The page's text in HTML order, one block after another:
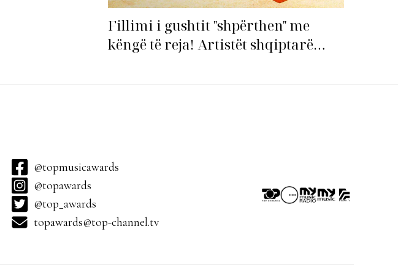
Fillimi i gushtit "shpërthen" me
këngë të reja! Artistët shqiptarë
@topmusicawards
@topawards
@top_awards
topawards@top-channel.tv